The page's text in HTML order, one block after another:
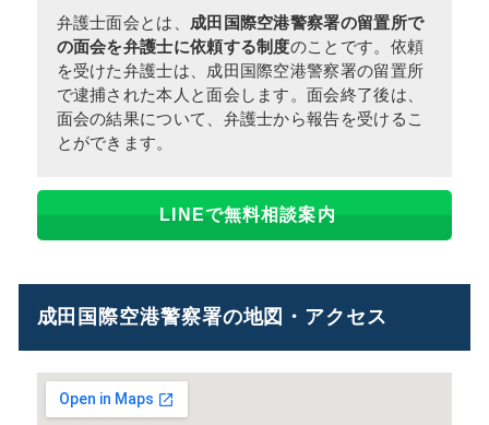
弁護士面会とは、 成田国際空港警察署の留置所で
の面会を弁護士に依頼する制度のことです。依頼
を受けた弁護士は、成田国際空港警察署の留置所
で逮捕された本人と面会します。面会終了後は、
面会の結果について、弁護士から報告を受けるこ
とができます。
LINEで無料相談案内
成田国際空港警察署の地図・アクセス